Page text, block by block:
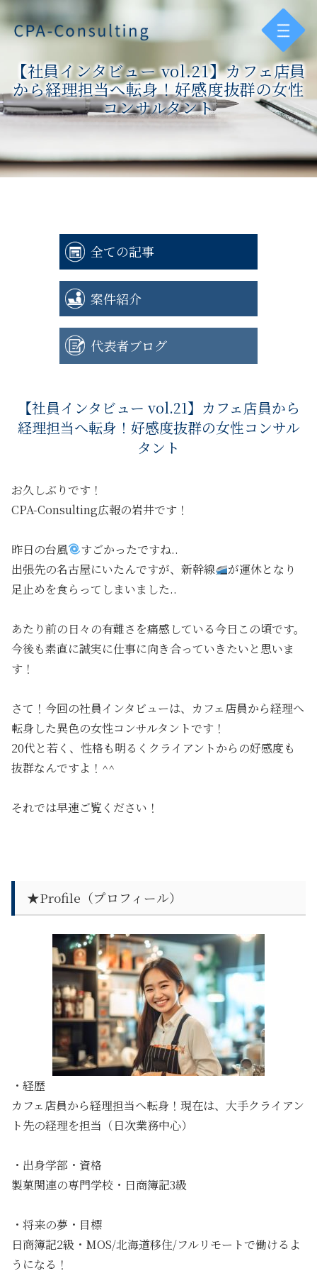
【社員インタビュー vol.21】カフェ店員
から経理担当へ転身！好感度抜群の女性
コンサルタント
全ての記事
案件紹介
代表者ブログ
【社員インタビュー vol.21】カフェ店員から
経理担当へ転身！好感度抜群の女性コンサル
タント
お久しぶりです！
CPA-Consulting広報の岩井です！
昨日の台風
すごかったですね..
出張先の名古屋にいたんですが、新幹線
が運休となり
足止めを食らってしまいました..
あたり前の日々の有難さを痛感している今日この頃です。
今後も素直に誠実に仕事に向き合っていきたいと思いま
す！
さて！今回の社員インタビューは、カフェ店員から経理へ
転身した異色の女性コンサルタントです！
20代と若く、性格も明るくクライアントからの好感度も
抜群なんですよ！^^
それでは早速ご覧ください！
★Profile（プロフィール）
・経歴
カフェ店員から経理担当へ転身！現在は、大手クライアン
ト先の経理を担当（日次業務中心）
・ 出身学部・資格
製菓関連の専門学校・日商簿記3級
・将来の夢・目標
日商簿記2級・MOS/北海道移住/フルリモートで働けるよ
うになる！